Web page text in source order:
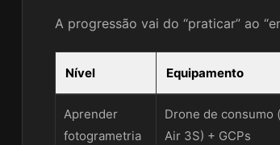
A progressão vai do “praticar” ao
Nível Equipamento
Aprender
fotogrametria
Drone de consumo
Air 3S) + GCPs